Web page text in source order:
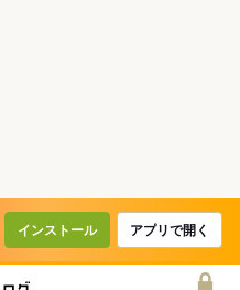
インストール アプリで開く